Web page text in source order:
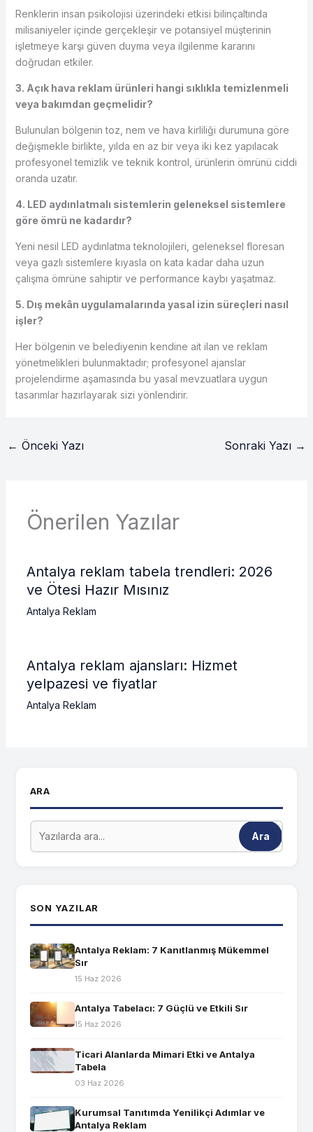
Renklerin insan psikolojisi üzerindeki etkisi bilinçaltında
milisaniyeler içinde gerçekleşir ve potansiyel müşterinin
işletmeye karşı güven duyma veya ilgilenme kararını
doğrudan etkiler.
3. Açık hava reklam ürünleri hangi sıklıkla temizlenmeli
veya bakımdan geçmelidir?
Bulunulan bölgenin toz, nem ve hava kirliliği durumuna göre
değişmekle birlikte, yılda en az bir veya iki kez yapılacak
profesyonel temizlik ve teknik kontrol, ürünlerin ömrünü ciddi
oranda uzatır.
4. LED aydınlatmalı sistemlerin geleneksel sistemlere
göre ömrü ne kadardır?
Yeni nesil LED aydınlatma teknolojileri, geleneksel floresan
veya gazlı sistemlere kıyasla on kata kadar daha uzun
çalışma ömrüne sahiptir ve performance kaybı yaşatmaz.
5. Dış mekân uygulamalarında yasal izin süreçleri nasıl
işler?
Her bölgenin ve belediyenin kendine ait ilan ve reklam
yönetmelikleri bulunmaktadır; profesyonel ajanslar
projelendirme aşamasında bu yasal mevzuatlara uygun
tasarımlar hazırlayarak sizi yönlendirir.
← Önceki Yazı Sonraki Yazı →
Önerilen Yazılar
Antalya reklam tabela trendleri: 2026
ve Ötesi Hazır Mısınız
Antalya Reklam
Antalya reklam ajansları: Hizmet
yelpazesi ve fiyatlar
Antalya Reklam
ARA
Ara
SON YAZILAR
Antalya Reklam: 7 Kanıtlanmış Mükemmel
Sır
15 Haz 2026
Antalya Tabelacı: 7 Güçlü ve Etkili Sır
15 Haz 2026
Ticari Alanlarda Mimari Etki ve Antalya
Tabela
03 Haz 2026
Kurumsal Tanıtımda Yenilikçi Adımlar ve
Antalya Reklam